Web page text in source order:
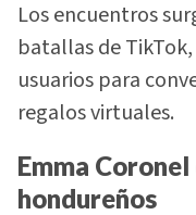
Los encuentros
batallas de
usuarios para
regalos virtuales.
Emma
hondureños